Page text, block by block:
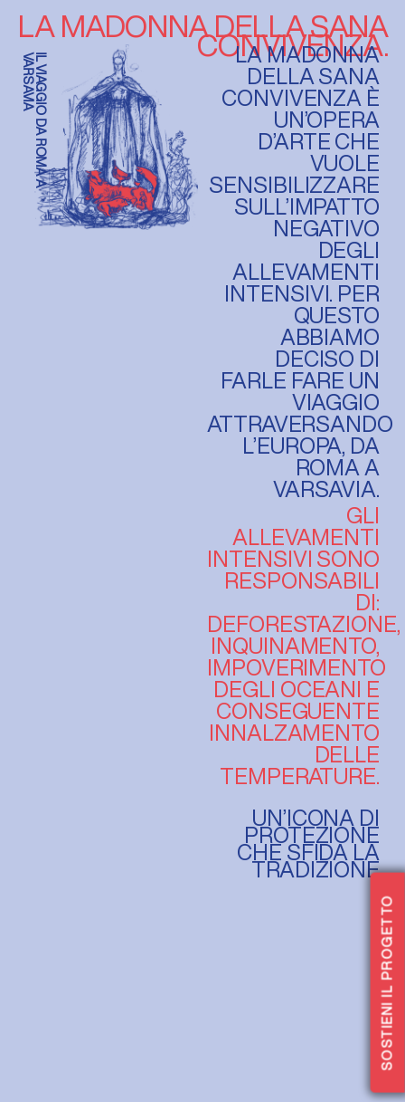
LA MADONNA DELLA SANA
CONVIVENZA.
I
L
V
I
A
G
G
I
O
D
A
R
O
M
A
A
V
A
R
S
A
V
I
A
LA MADONNA
DELLA SANA
CONVIVENZA È
UN’OPERA
D’ARTE CHE
VUOLE
SENSIBILIZZARE
SULL’IMPATTO
NEGATIVO
DEGLI
ALLEVAMENTI
INTENSIVI. PER
QUESTO
ABBIAMO
DECISO DI
FARLE FARE UN
VIAGGIO
ATTRAVERSANDO
L’EUROPA, DA
ROMA A
VARSAVIA.
GLI
ALLEVAMENTI
INTENSIVI SONO
RESPONSABILI
DI:
DEFORESTAZIONE,
INQUINAMENTO,
IMPOVERIMENTO
DEGLI OCEANI E
CONSEGUENTE
INNALZAMENTO
DELLE
TEMPERATURE.
UN’ICONA DI
PROTEZIONE
CHE SFIDA LA
TRADIZIONE
SOSTIENI IL PROGETTO